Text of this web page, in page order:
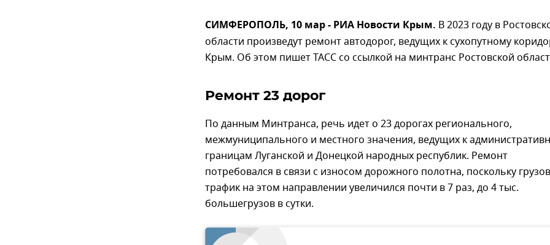
СИМФЕРОПОЛЬ, 10 мар - РИА Новости Крым. В 2023 году в
области произведут ремонт автодорог, ведущих к сухопутному
Крым. Об этом пишет ТАСС со ссылкой на минтранс Ростовской
Ремонт 23 дорог
По данным Минтранса, речь идет о 23 дорогах регионального,
межмуниципального и местного значения, ведущих к
границам Луганской и Донецкой народных республик. Ремонт
потребовался в связи с износом дорожного полотна, поскольку
трафик на этом направлении увеличился почти в 7 раз, до 4 тыс.
большегрузов в сутки.